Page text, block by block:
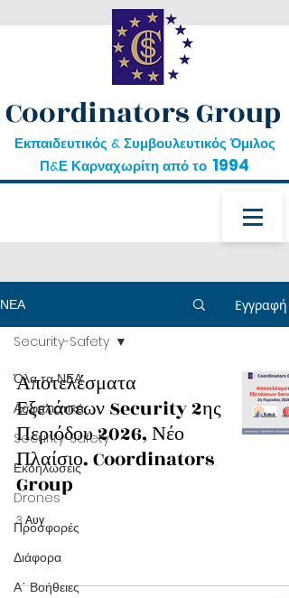
Coordinators Group
Εκπαιδευτικός & Συμβουλευτικός Όμιλος
Π&Ε Καρναχωρίτη από το 1994
ΝΕΑ Εγγραφή
Όλα τα ΝΕΑ
Ασφαλιστικά
Security-Safety
Εκδηλώσεις
Drones
Προσφορές
Διάφορα
Α΄ Βοήθειες
Security-Safety
Αποτελέσματα
Εξετάσεων Security 2ης
Περιόδου 2026, Νέο
Πλαίσιο. Coordinators
Group
3 Αυγ